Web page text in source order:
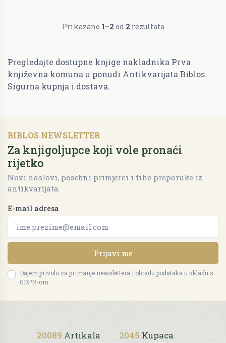
Prikazano 1–2 od 2 rezultata
Pregledajte dostupne knjige nakladnika Prva
književna komuna u ponudi Antikvarijata Biblos.
Sigurna kupnja i dostava.
BIBLOS NEWSLETTER
Za knjigoljupce koji vole pronaći
rijetko
Novi naslovi, posebni primjerci i tihe preporuke iz
antikvarijata.
E-mail adresa
Prijavi me
Dajem privolu za primanje newslettera i obradu podataka u skladu s
GDPR-om.
20089 Artikala 2045 Kupaca